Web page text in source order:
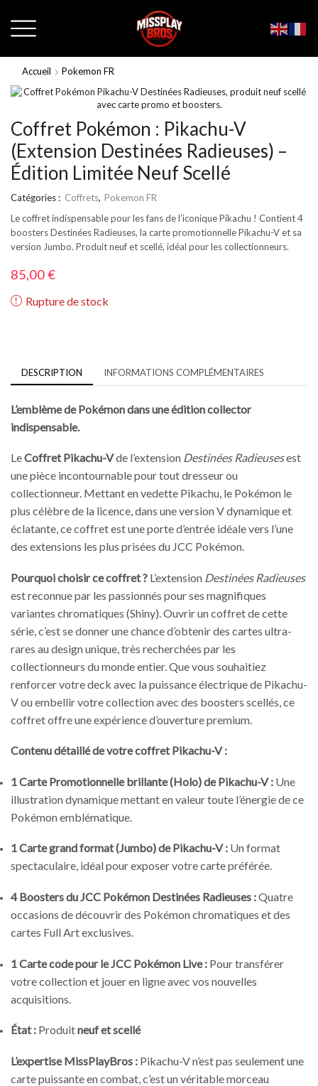
Accueil Pokemon FR
Coffret Pokémon : Pikachu-V
(Extension Destinées Radieuses) –
Édition Limitée Neuf Scellé
Catégories : Coffrets, Pokemon FR
Le coffret indispensable pour les fans de l’iconique Pikachu ! Contient 4
boosters Destinées Radieuses, la carte promotionnelle Pikachu-V et sa
version Jumbo. Produit neuf et scellé, idéal pour les collectionneurs.
85,00€
Rupture de stock
DESCRIPTION INFORMATIONS COMPLÉMENTAIRES
L’emblème de Pokémon dans une édition collector
indispensable.
LeCoffret Pikachu-Vde l’extension Destinées Radieusesest
une pièce incontournable pour tout dresseur ou
collectionneur. Mettant en vedette Pikachu, le Pokémon le
plus célèbre de la licence, dans une version V dynamique et
éclatante, ce coffret est une porte d’entrée idéale vers l’une
des extensions les plus prisées du JCC Pokémon.
Pourquoi choisir ce coffret ? L’extension Destinées Radieuses
est reconnue par les passionnés pour ses magnifiques
variantes chromatiques (Shiny). Ouvrir un coffret de cette
série, c’est se donner une chance d’obtenir des cartes ultra-
rares au design unique, très recherchées par les
collectionneurs du monde entier. Que vous souhaitiez
renforcer votre deck avec la puissance électrique de Pikachu-
V ou embellir votre collection avec des boosters scellés, ce
coffret offre une expérience d’ouverture premium.
Contenu détaillé de votre coffret Pikachu-V :
1 Carte Promotionnelle brillante (Holo) de Pikachu-V : Une
illustration dynamique mettant en valeur toute l’énergie de ce
Pokémon emblématique.
1 Carte grand format (Jumbo) de Pikachu-V : Un format
spectaculaire, idéal pour exposer votre carte préférée.
4 Boosters du JCC Pokémon Destinées Radieuses :Quatre
occasions de découvrir des Pokémon chromatiques et des
cartes Full Art exclusives.
1 Carte code pour le JCC Pokémon Live : Pour transférer
votre collection et jouer en ligne avec vos nouvelles
acquisitions.
État : Produitneuf et scellé
L’expertise MissPlayBros : Pikachu-V n’est pas seulement une
carte puissante en combat, c’est un véritable morceau